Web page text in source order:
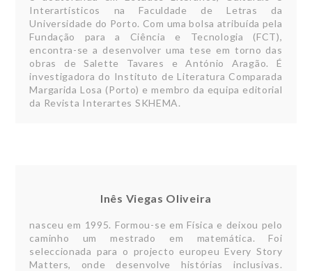
Interartísticos na Faculdade de Letras da
Universidade do Porto. Com uma bolsa atribuída pela
Fundação para a Ciência e Tecnologia (FCT),
encontra-se a desenvolver uma tese em torno das
obras de Salette Tavares e António Aragão. É
investigadora do Instituto de Literatura Comparada
Margarida Losa (Porto) e membro da equipa editorial
da Revista Interartes SKHEMA.
Inês Viegas Oliveira
nasceu em 1995. Formou-se em Física e deixou pelo
caminho um mestrado em matemática. Foi
seleccionada para o projecto europeu Every Story
Matters, onde desenvolve histórias inclusivas.